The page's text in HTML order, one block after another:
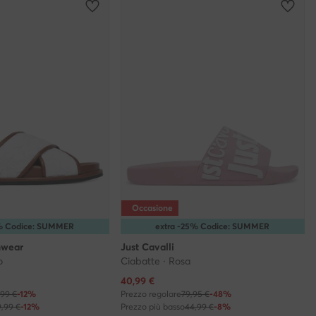
Codice: SUMMER
€-12%
€-12%
extra -25% Codice: SUMMER
Occasione
Just Cavalli
Ciabatte · Rosa
Prezzo attuale
40,99 €
Prezzo regolare79,95 €-48%
Prezzo più basso44,99 €-8%